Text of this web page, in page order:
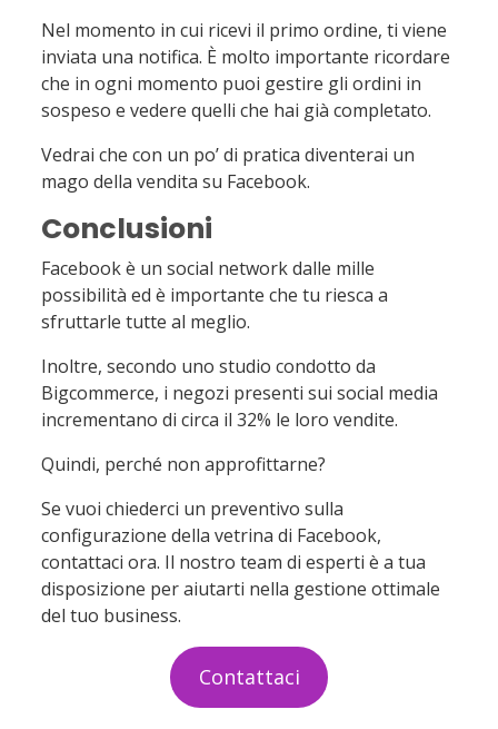
Nel momento in cui ricevi il primo ordine, ti viene
inviata una notifica. È molto importante ricordare
che in ogni momento puoi gestire gli ordini in
sospeso e vedere quelli che hai già completato.
Vedrai che con un po’ di pratica diventerai un
mago della vendita su Facebook.
Conclusioni
Facebook è un social network dalle mille
possibilità ed è importante che tu riesca a
sfruttarle tutte al meglio.
Inoltre, secondo uno studio condotto da
Bigcommerce, i negozi presenti sui social media
incrementano di circa il 32% le loro vendite.
Quindi, perché non approfittarne?
Se vuoi chiederci un preventivo sulla
configurazione della vetrina di Facebook,
contattaci ora. Il nostro team di esperti è a tua
disposizione per aiutarti nella gestione ottimale
del tuo business.
Contattaci